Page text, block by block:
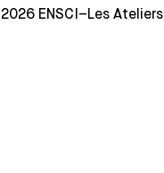
ENSCI–Les Ateliers